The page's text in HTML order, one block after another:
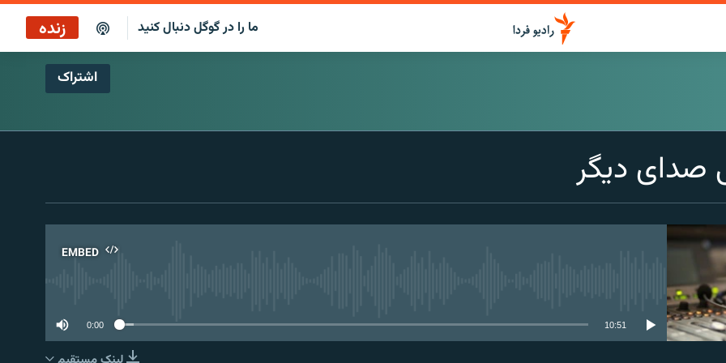
ما را در گوگل دنبال کنید زنده
پخش آنلاین
اشتراک
صدای دیگر
EMBED
0:00 10:51